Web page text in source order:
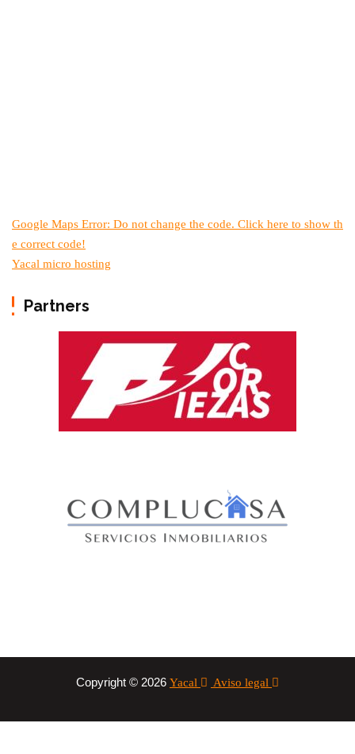
Google Maps Error: Do not change the code. Click here to show th
e correct code!
Yacal micro hosting
Partners
Copyright © 2026 Yacal Aviso legal